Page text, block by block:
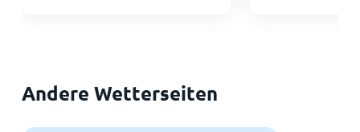
Andere Wetterseiten